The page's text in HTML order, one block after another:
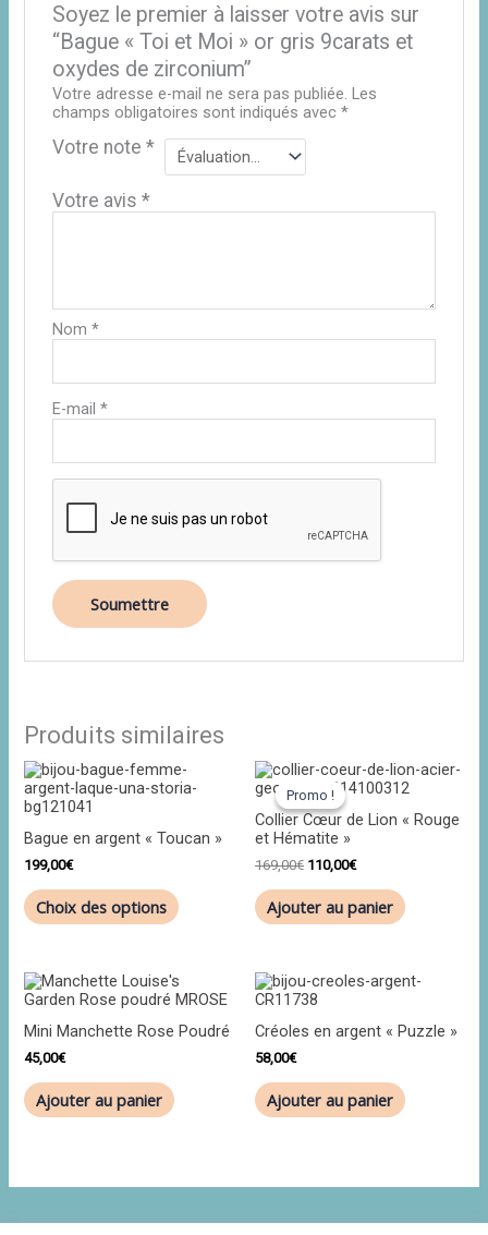
Soyez le premier à laisser votre avis sur
“Bague « Toi et Moi » or gris 9carats et
oxydes de zirconium”
Votre adresse e-mail ne sera pas publiée. Les
champs obligatoires sont indiqués avec *
Votre note *
Votre avis *
Nom *
E-mail *
Produits similaires
Bague en argent « Toucan »
199,00€
Choix des options
Ce
produit
variations.
peuvent
être
page
du
produit
Promo !
Promo !
Collier Cœur de Lion « Rouge
et Hématite »
169,00€
Le
initial
était :
169,00€.
110,00€
Le
prix
est :
Ajouter au panier
Mini Manchette Rose Poudré
45,00€
Ajouter au panier
Créoles en argent « Puzzle »
58,00€
Ajouter au panier